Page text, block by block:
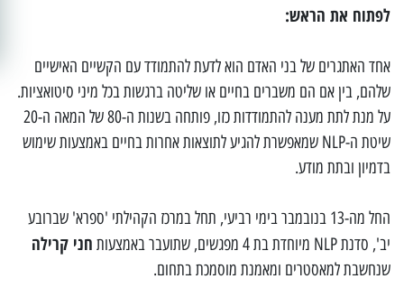
לפתוח את הראש:
אחד האתגרים של בני האדם הוא לדעת להתמודד עם הקשיים האישיים
שלהם, בין אם הם משברים בחיים או שליטה ברגשות בכל מיני סיטואציות.
על מנת לתת מענה להתמודדות כזו, פותחה בשנות ה-80 של המאה ה-20
שיטת ה-NLP שמאפשרת להגיע לתוצאות אחרות בחיים באמצעות שימוש
בדמיון ובתת מודע.
החל מה-13 בנובמבר בימי רביעי, תחל במרכז הקהילתי 'ספרא' שברובע
יב', סדנת NLP מיוחדת בת 4 מפגשים, שתועבר באמצעות
חני קרילה
שנחשבת למאסטרים ומאמנת מוסמכת בתחום.